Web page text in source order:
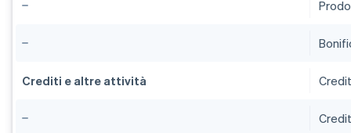
Crediti e altre attività